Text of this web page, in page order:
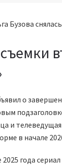
о
и
в начале
года